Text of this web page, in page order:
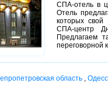
СПА-отель в
Отель
которых
СПА-центр
Предлагаем
переговорной
область ,